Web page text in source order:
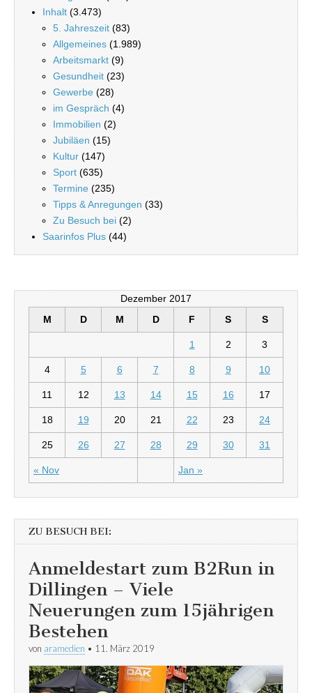
Inhalt (3.473)
5. Jahreszeit (83)
Allgemeines (1.989)
Arbeitsmarkt (9)
Gesundheit (23)
Gewerbe (28)
im Gespräch (4)
Immobilien (2)
Jubiläen (15)
Kultur (147)
Sport (635)
Termine (235)
Tipps & Anregungen (33)
Zu Besuch bei (2)
Saarinfos Plus (44)
Dezember 2017
M
D M D F S S
« Nov Jan »
1 2 3
4 5 6 7 8 9 10
11 12 13 14 15 16 17
18 19 20 21 22 23 24
25 26 27 28 29 30 31
ZU BESUCH BEI:
Anmeldestart zum B2Run in
Dillingen – Viele
Neuerungen zum 15jährigen
Bestehen
von aramedien • 11. März 2019